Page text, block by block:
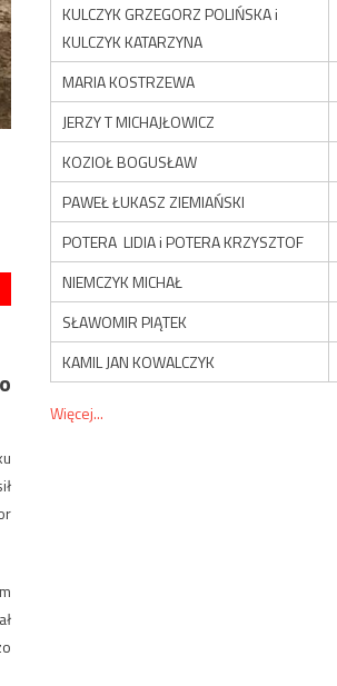
KULCZYK GRZEGORZ POLIŃSKA i
KULCZYK KATARZYNA
MARIA KOSTRZEWA
JERZY T MICHAJŁOWICZ
KOZIOŁ BOGUSŁAW
PAWEŁ ŁUKASZ ZIEMIAŃSKI
POTERA LIDIA i POTERA KRZYSZTOF
NIEMCZYK MICHAŁ
SŁAWOMIR PIĄTEK
KAMIL JAN KOWALCZYK
Więcej...